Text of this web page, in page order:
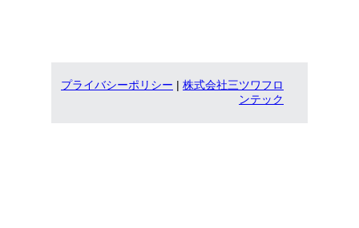
プライバシーポリシー | 株式会社三ツワフロ
ンテック